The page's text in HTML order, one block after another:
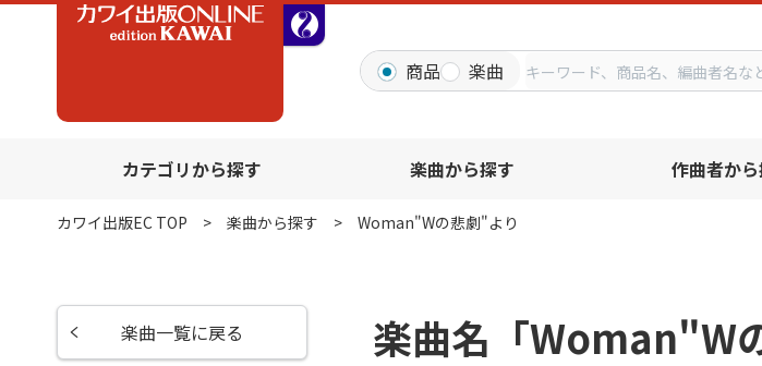
商品 楽曲
カテゴリから探す 楽曲から探す 作曲者か
カワイ出版EC TOP 楽曲から探す Woman"Wの悲劇"より
楽曲名「Woman"W
楽曲一覧に戻る